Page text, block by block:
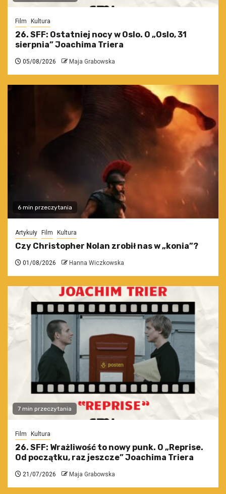
Film Kultura
26. SFF: Ostatniej nocy w Oslo. O „Oslo, 31
sierpnia” Joachima Triera
05/08/2026 Maja Grabowska
6 min przeczytania
Artykuły Film Kultura
Czy Christopher Nolan zrobił nas w „konia”?
01/08/2026 Hanna Wiczkowska
7 min przeczytania
Film Kultura
26. SFF: Wrażliwość to nowy punk. O „Reprise.
Od początku, raz jeszcze” Joachima Triera
21/07/2026 Maja Grabowska